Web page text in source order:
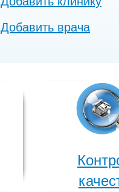
Добавить врача